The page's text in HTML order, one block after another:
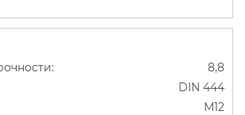
8,8
DIN 444
М12